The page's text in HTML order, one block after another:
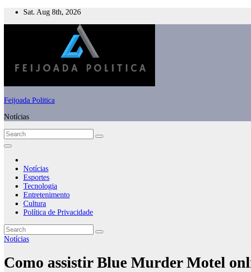
Skip
Sat. Aug 8th, 2026
Feijoada Politica
Notícias
Notícias
Esportes
Tecnologia
Entretenimento
Cultura
Política de Privacidade
Notícias
Como assistir Blue Murder Motel